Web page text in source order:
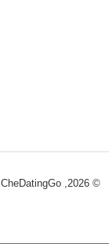
© 2026, CheDatingGo |